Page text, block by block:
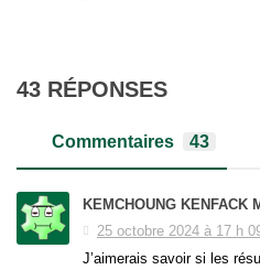
43 RÉPONSES
Commentaires 43
KEMCHOUNG KENFACK
25 octobre 2024 à 17 h
J’aimerais savoir si les